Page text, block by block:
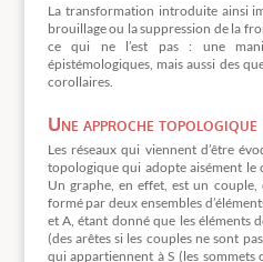
La transformation introduite ainsi
brouillage ou la suppression de la
ce qui ne l’est pas : une
épistémologiques, mais aussi des
corollaires.
Une approche topologique
Les réseaux qui viennent d’être
topologique qui adopte aisément le
Un graphe, en effet, est un couple,
formé par deux ensembles
et A, étant donné que les éléments
(des arêtes si les couples ne sont
qui appartiennent à S (les